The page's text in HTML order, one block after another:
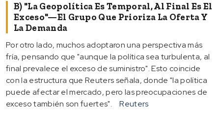
B) "La Geopolítica Es Temporal, Al Final Es El
Exceso"—El Grupo Que Prioriza La Oferta Y
La Demanda
Por otro lado, muchos adoptaron una perspectiva más
fría, pensando que "aunque la política sea turbulenta, al
final prevalece el exceso de suministro". Esto coincide
con la estructura que Reuters señala, donde "la política
puede afectar el mercado, pero las preocupaciones de
exceso también son fuertes".
Reuters